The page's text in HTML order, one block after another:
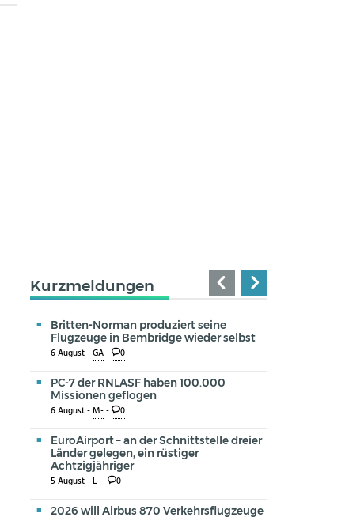
Kurzmeldungen
Britten-Norman produziert seine
Flugzeuge in Bembridge wieder selbst
6 August -GA- 0
PC-7 der RNLASF haben 100.000
Missionen geflogen
6 August -M-- 0
EuroAirport – an der Schnittstelle dreier
Länder gelegen, ein rüstiger
Achtzigjähriger
5 August -L-- 0
2026 will Airbus 870 Verkehrsflugzeuge